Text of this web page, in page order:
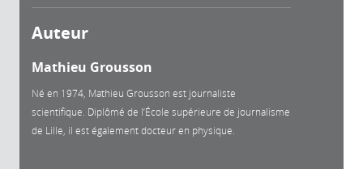
Auteur
Mathieu Grousson
Né en 1974, Mathieu Grousson est journaliste
scientifique. Diplômé de l’École supérieure de journalisme
de Lille, il est également docteur en physique.